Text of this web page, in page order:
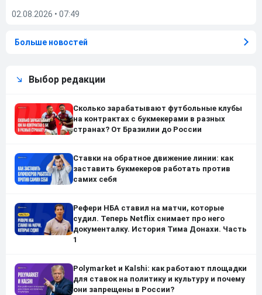
02.08.2026 • 07:49
Больше новостей
Выбор редакции
Сколько зарабатывают футбольные клубы
на контрактах с букмекерами в разных
странах? От Бразилии до России
Ставки на обратное движение линии: как
заставить букмекеров работать против
самих себя
Рефери НБА ставил на матчи, которые
судил. Теперь Netflix снимает про него
документалку. История Тима Донахи. Часть
1
Polymarket и Kalshi: как работают площадки
для ставок на политику и культуру и почему
они запрещены в России?